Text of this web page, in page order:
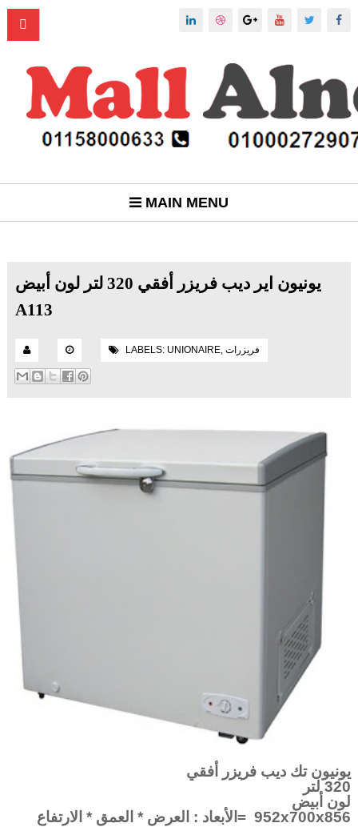
MAIN MENU
يونيون اير ديب فريزر أفقي 320 لتر لون أبيض
A113
LABELS: UNIONAIRE, فريزرات
يونيون تك ديب فريزر أفقي
320 لتر
لون أبيض
952x700x856 =الأبعاد : العرض * العمق * الارتفاع